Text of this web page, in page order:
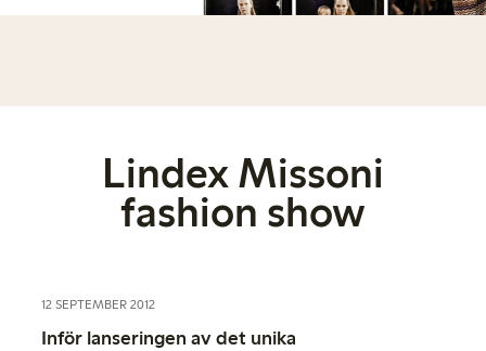
Lindex Missoni
fashion show
12 SEPTEMBER 2012
Inför lanseringen av det unika